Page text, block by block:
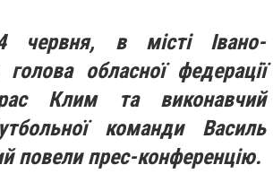
червня, в місті Івано-
голова обласної федерації
Клим та виконавчий
команди Василь
повели прес-конференцію.